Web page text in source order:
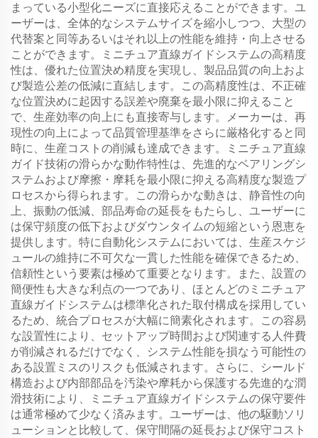
まっている小型化ニーズに直接応えることができます。ユ
ーザーは、全体的なシステムサイズを縮小しつつ、大型の
代替案と同等あるいはそれ以上の性能を維持・向上させる
ことができます。ミニチュア直線ガイドシステムの高精度
性は、優れた位置決め精度を実現し、製品品質の向上およ
び製造公差の低減に直結します。この高精度性は、不正確
な位置決めに起因する誤差や廃棄を最小限に抑えること
で、生産効率の向上にも直接寄与します。メーカーは、再
現性の向上によって品質管理基準をさらに厳格化すると同
時に、生産コストの削減も達成できます。ミニチュア直線
ガイド技術の滑らかな動作特性は、先進的なベアリングシ
ステムおよび摩擦・摩耗を最小限に抑える高精度な製造プ
ロセスから得られます。この滑らかな動きは、静音性の向
上、振動の低減、部品寿命の延長をもたらし、ユーザーに
は保守頻度の低下およびダウンタイムの短縮という恩恵を
提供します。特に自動化システムにおいては、生産スケジ
ュールの維持に不可欠な一貫した性能を確保できるため、
信頼性という要素は極めて重要となります。また、設置の
簡便性も大きな利点の一つであり、ほとんどのミニチュア
直線ガイドシステムは標準化された取付構成を採用してい
るため、統合プロセスが大幅に簡素化されます。この容易
な設置性により、セットアップ時間および関連する人件費
が削減されるだけでなく、システム性能を損なう可能性の
ある設置ミスのリスクも低減されます。さらに、シールド
構造および内部部品を汚染や摩耗から保護する先進的な潤
滑技術により、ミニチュア直線ガイドシステムの保守要件
は通常極めて少なく済みます。ユーザーは、他の駆動ソリ
ューションと比較して、保守間隔の延長および保守コスト